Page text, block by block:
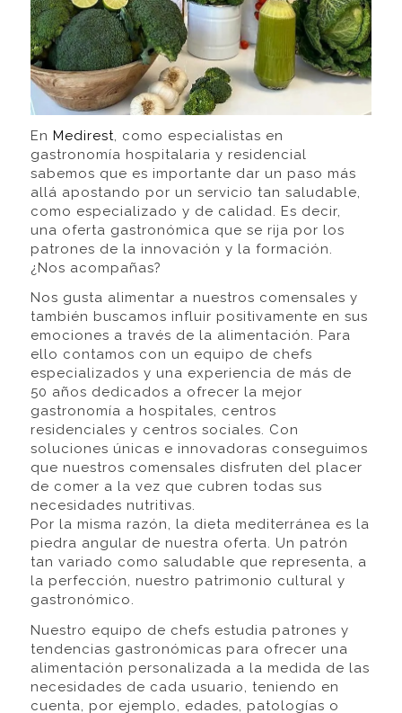
En Medirest, como especialistas en
gastronomía hospitalaria y residencial
sabemos que es importante dar un paso más
allá apostando por un servicio tan saludable,
como especializado y de calidad. Es decir,
una oferta gastronómica que se rija por los
patrones de la innovación y la formación.
¿Nos acompañas?
Nos gusta alimentar a nuestros comensales y
también buscamos influir positivamente en sus
emociones a través de la alimentación. Para
ello contamos con un equipo de chefs
especializados y una experiencia de más de
50 años dedicados a ofrecer la mejor
gastronomía a hospitales, centros
residenciales y centros sociales. Con
soluciones únicas e innovadoras conseguimos
que nuestros comensales disfruten del placer
de comer a la vez que cubren todas sus
necesidades nutritivas.
Por la misma razón, la dieta mediterránea es la
piedra angular de nuestra oferta. Un patrón
tan variado como saludable que representa, a
la perfección, nuestro patrimonio cultural y
gastronómico.
Nuestro equipo de chefs estudia patrones y
tendencias gastronómicas para ofrecer una
alimentación personalizada a la medida de las
necesidades de cada usuario, teniendo en
cuenta, por ejemplo, edades, patologías o